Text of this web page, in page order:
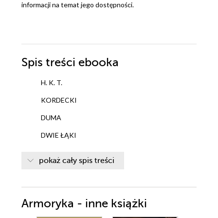
informacji na temat jego dostępności.
Spis treści ebooka
H. K. T.
KORDECKI
DUMA
DWIE ŁĄKI
DIOKLES
DZWONNIK
pokaż cały spis treści
Armoryka - inne książki